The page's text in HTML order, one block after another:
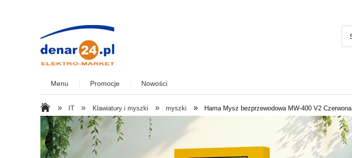
Menu Promocje Nowości
» IT » Klawiatury i myszki » myszki » Hama Mysz bezprzewodowa MW-400 V2 Czerwona